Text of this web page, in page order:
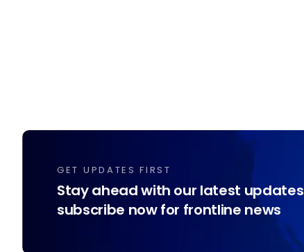
GET UPDATES FIRST
Stay ahead with our latest updates
subscribe now for frontline news